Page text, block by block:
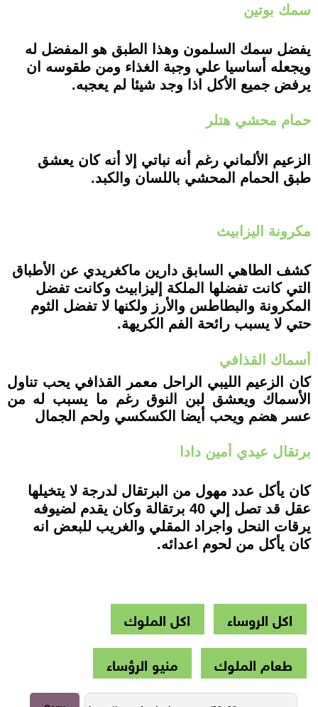
سمك بوتين
يفضل سمك السلمون وهذا الطبق هو المفضل له
ويجعله أساسيا علي وجبة الغذاء ومن طقوسه ان
يرفض جميع الأكل اذا وجد شيئا لم يعجبه.
حمام محشي هتلر
الزعيم الألماني رغم أنه نباتي إلا أنه كان يعشق
طبق الحمام المحشي باللسان والكبد.
مكرونة اليزابيث
كشف الطاهي السابق دارين ماكغريدي عن الأطباق
التي كانت تفضلها الملكة إليزابيث وكانت تفضل
المكرونة والبطاطس والأرز ولكنها لا تفضل الثوم
حتي لا يسبب رائحة الفم الكريهة.
أسماك القذافي
كان الزعيم الليبي الراحل معمر القذافي يحب تناول
الأسماك ويعشق لبن النوق رغم ما يسبب له من
عسر هضم ويحب أيضا الكسكسي ولحم الجمال
برتقال عيدي أمين دادا
كان يأكل عدد مهول من البرتقال لدرجة لا يتخيلها
عقل قد تصل إلي 40 برتقالة وكان يقدم لضيوفه
يرقات النحل واجراد المقلي والغريب للبعض انه
كان يأكل من لحوم اعدائه.
اكل الروساء
اكل الملوك
طعام الملوك
منيو الرؤساء